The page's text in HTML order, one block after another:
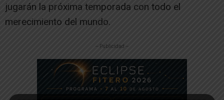
jugarán la próxima temporada con todo el
merecimiento del mundo.
-- Publicidad --